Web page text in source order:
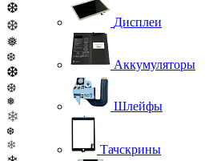
❆
❆
❅
❆
❆
❆
❅
❄
❆
❄
Дисплеи
Аккумуляторы
Шлейфы
Тачскрины